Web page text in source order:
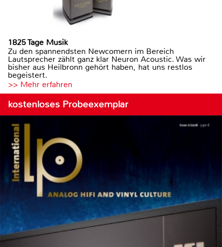
1825 Tage Musik
Zu den spannendsten Newcomern im Bereich
Lautsprecher zählt ganz klar Neuron Acoustic. Was wir
bisher aus Heilbronn gehört haben, hat uns restlos
begeistert.
>> Mehr erfahren
kostenloses Probeexemplar